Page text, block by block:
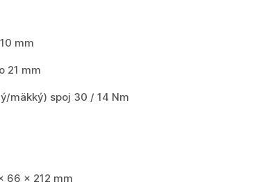
mm
21 mm
mäkký) spoj 30 / 14 Nm
66 x 212 mm